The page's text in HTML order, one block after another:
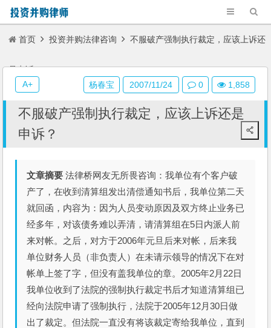
首页 投资并购法律咨询 不服破产强制执行裁定，应该上诉还
是申诉？
不服破产强制执行裁定，应该上诉还是
申诉？
文章摘要 法律桥网友无所畏咨询：我单位有个客户破
产了，在收到清算组发出清偿通知书后，我单位第二天
就回函，内容为：因为人员变动原因及双方终止业务已
经多年，对该债务难以弄清，请清算组在5日内派人前
来对帐。之后，对方于2006年元旦后来对帐，后来我
单位财务人员（非负责人）在未请示领导的情况下在对
帐单上签了字，但没有盖我单位的章。2005年2月22日
我单位收到了法院的强制执行裁定书后才知道清算组已
经向法院申请了强制执行，法院于2005年12月30日做
出了裁定。但法院一直没有将该裁定寄给我单位，直到
杨春宝 2007/11/24 0 1,858
A+